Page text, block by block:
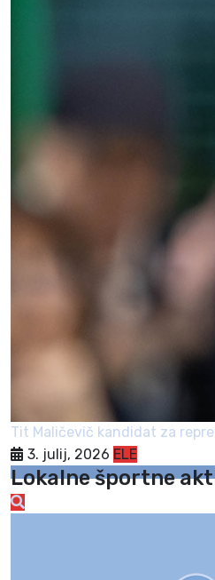
Tit Maličevič kandidat za
3. julij, 2026 ELE
Lokalne športne